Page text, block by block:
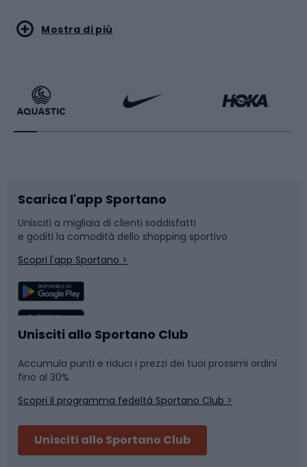
Sport acquatici
Bikepacking
Bushcraft
Corsa
Sport di squadra
Caschi da ciclismo
Skitouring
Sport di arti marziali
Sport con le racchette
Slitte e slittini
Snowboard
Camminata nordica
Nuoto
Pattinaggio
Mostra di più
Scarica l'app Sportano
Unisciti a migliaia di clienti soddisfatti
e goditi la comodità dello shopping sportivo
Scopri l'app Sportano >
Unisciti allo Sportano Club
Accumula punti e riduci i prezzi dei tuoi prossimi ordini
fino al 30%
Scopri il programma fedeltà Sportano Club >
Unisciti allo Sportano Club